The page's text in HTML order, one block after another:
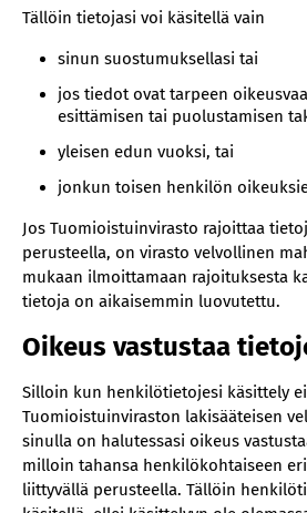
Tällöin tietojasi voi käsitellä vain
sinun suostumuksellasi tai
jos tiedot ovat tarpeen
esittämisen tai puolustamisen
yleisen edun vuoksi, tai
jonkun toisen henkilön
Jos Tuomioistuinvirasto rajoittaa
perusteella, on virasto velvollinen
mukaan ilmoittamaan rajoituksesta
tietoja on aikaisemmin luovutettu.
Oikeus vastustaa
Silloin kun henkilötietojesi käsittely
Tuomioistuinviraston lakisääteisen
sinulla on halutessasi oikeus
milloin tahansa henkilökohtaiseen
liittyvällä perusteella. Tällöin